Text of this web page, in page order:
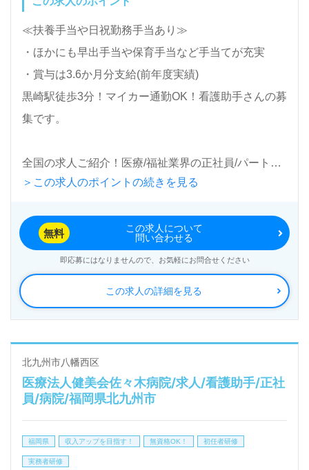
公開求人も取扱いあり！＞"転職支援"のプロと一緒に
転職活動！お問い合わせお待ちしております。
≪扶養手当や日祝勤務手当あり≫
・ほかにも早出手当や保育手当など手当てが充実
・賞与は3.6か月分支給(前年度実績)
黒崎駅徒歩3分！マイカー通勤OK！看護助手さんの募
集です。
全国の求人ご紹介！医療/福祉業界の正社員/パート求
人探しは【ウィルオブ介護】＊求人情報収集、将来的
LINE、メール、お電話などご希望に応じてお問い合
わせ/ご相談可能です。転職相談、求人紹介、年収交
渉など完全無料サービスをご利用いただけます。＜非
公開求人も取扱いあり！＞"転職支援"のプロと一緒に
転職活動！お問い合わせお待ちしております。
＞この求人のポイントの続きを見る
この求人の詳細を見る
無料
この求人について
問い合わせる
即応募にはなりませんので、お気軽にお問合せください
北九州市八幡西区
医療法人健美会佐々木病院/求人/看護助手/正社
員/病院/福岡県北九州市
福岡県 収入アップを目指す！ 無資格OK！ 初任者研修
実務者研修